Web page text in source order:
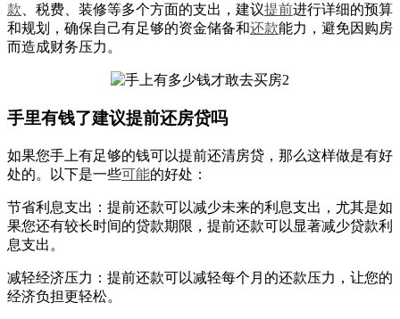
款 、税费、装修等多个方面的支出，建议提前进行详细的预算
和规划，确保自己有足够的资金储备和还款能力，避免因购房
而造成财务压力。
手里有钱了建议提前还房贷吗
如果您手上有足够的钱可以提前还清房贷，那么这样做是有好
处的。以下是一些可能的好处：
节省利息支出：提前还款可以减少未来的利息支出，尤其是如
果您还有较长时间的贷款期限，提前还款可以显著减少贷款利
息支出。
减轻经济压力：提前还款可以减轻每个月的还款压力，让您的
经济负担更轻松。